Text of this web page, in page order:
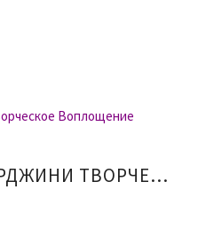
РАСКРАСКА ЛАМБОРДЖИНИ ТВОРЧЕСКОЕ ВОПЛОЩЕНИЕ